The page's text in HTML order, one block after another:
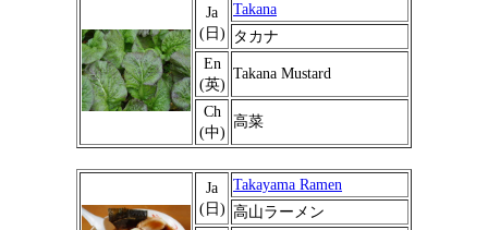
Ja
(日)
Takana
タカナ
En
(英)
Takana Mustard
Ch
(中)
高菜
Ja
(日)
Takayama Ramen
高山ラーメン